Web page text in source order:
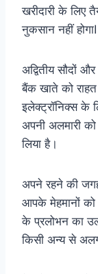
खरीदारी के लिए
नुकसान नहीं होगाI
अद्वितीय सौदों
बैंक खाते को
इलेक्ट्रॉनिक्स के
अपनी अलमारी
लिया है।
अपने रहने की
आपके मेहमानों
के प्रलोभन का
किसी अन्य से